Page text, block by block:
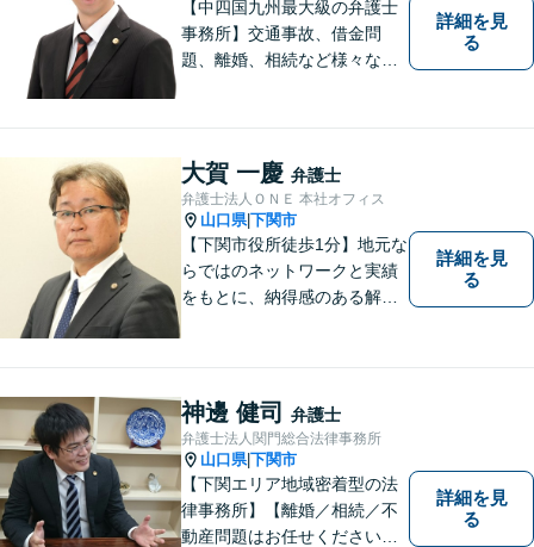
【中四国九州最大級の弁護士
事務所】交通事故、借金問
題、離婚、相続など様々な問
い！
詳細を見
る
大賀 一慶 弁護士
弁護士法人ＯＮＥ 本社オフィス
山口県|下関市
【下関市役所徒歩1分】地元な
らではのネットワークと実績
をもとに、納得感のある解決
詳細を見
る
神邊 健司 弁護士
弁護士法人関門総合法律事務所
山口県|下関市
【下関エリア地域密着型の法
律事務所】【離婚／相続／不
動産問題はお任せください】
詳細を見
る